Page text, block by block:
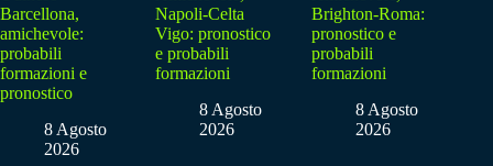
Barcellona,
amichevole:
probabili
formazioni e
pronostico
8 Agosto
2026
Napoli-Celta
Vigo: pronostico
e probabili
formazioni
8 Agosto
2026
Brighton-Roma:
pronostico e
probabili
formazioni
8 Agosto
2026